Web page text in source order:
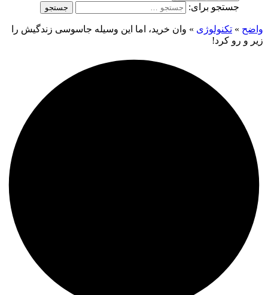
جستجو برای:
واضح » تکنولوژی » وان خرید، اما این وسیله جاسوسی زندگیش را
زیر و رو کرد!